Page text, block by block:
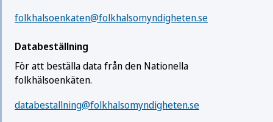
folkhalsoenkaten@folkhalsomyndigheten.se
Databeställning
För att beställa data från den Nationella
folkhälsoenkäten.
databestallning@folkhalsomyndigheten.se